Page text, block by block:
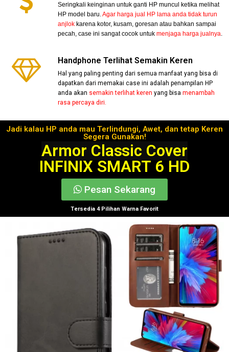
Seringkali keinginan untuk ganti HP muncul ketika melihat
HP model baru.Agar harga jual HP lama anda tidak turun
anjlok karena kotor, kusam, goresan atau bahkan sampai
pecah, case ini sangat cocok untukmenjaga harga jualnya.
Handphone Terlihat Semakin Keren
Hal yang paling penting dari semua manfaat yang bisa di
dapatkan dari memakai case ini adalah penampilan HP
anda akan semakin terlihat keren yang bisamenambah
rasa percaya diri.
Jadi kalau HP anda mau Terlindungi, Awet, dan tetap Keren
Segera Gunakan!
Armor Classic Cover
INFINIX SMART 6 HD
Pesan Sekarang
Tersedia 4 Pilihan Warna Favorit